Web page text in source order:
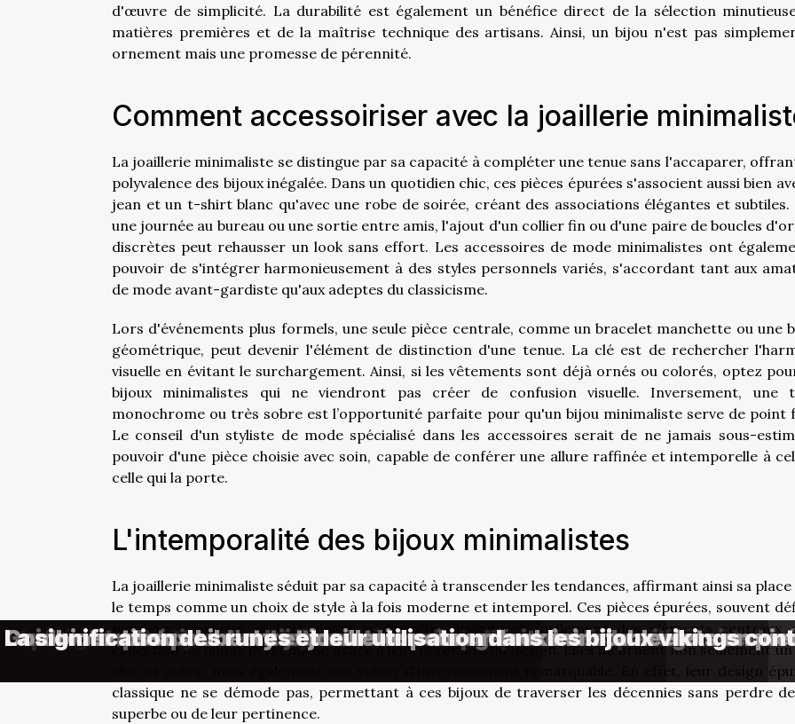
d'œuvre de simplicité. La durabilité est également un bénéfice direct de la sélection
matières premières et de la maîtrise technique des artisans. Ainsi, un bijou n'est pas
ornement mais une promesse de pérennité.
Comment accessoiriser avec la joaillerie
La joaillerie minimaliste se distingue par sa capacité à compléter une tenue sans l'accaparer,
polyvalence des bijoux inégalée. Dans un quotidien chic, ces pièces épurées s'associent aussi bien
jean et un t-shirt blanc qu'avec une robe de soirée, créant des associations élégantes et subtiles.
une journée au bureau ou une sortie entre amis, l'ajout d'un collier fin ou d'une paire de boucles
discrètes peut rehausser un look sans effort. Les accessoires de mode minimalistes ont
pouvoir de s'intégrer harmonieusement à des styles personnels variés, s'accordant tant aux
de mode avant-gardiste qu'aux adeptes du classicisme.
Lors d'événements plus formels, une seule pièce centrale, comme un bracelet manchette ou une
géométrique, peut devenir l'élément de distinction d'une tenue. La clé est de rechercher
visuelle en évitant le surchargement. Ainsi, si les vêtements sont déjà ornés ou colorés, optez
bijoux minimalistes qui ne viendront pas créer de confusion visuelle. Inversement, une
monochrome ou très sobre est l’opportunité parfaite pour qu'un bijou minimaliste serve de point
Le conseil d'un styliste de mode spécialisé dans les accessoires serait de ne jamais sous-
pouvoir d'une pièce choisie avec soin, capable de conférer une allure raffinée et intemporelle à
celle qui la porte.
L'intemporalité des bijoux minimalistes
La joaillerie minimaliste séduit par sa capacité à transcender les tendances, affirmant ainsi sa place
le temps comme un choix de style à la fois moderne et intemporel. Ces pièces épurées, souvent
par leur simplicité et leur élégance discrète, deviennent facilement des éléments centraux
collection de bijoux personnelle grâce à leur perennité du design. Elles incarnent non seulement
chic et sobre, mais également une valeur d'investissement remarquable. En effet, leur design
classique ne se démode pas, permettant à ces bijoux de traverser les décennies sans perdre
superbe ou de leur pertinence.
Exploration du symbolisme des anneaux entrelacés dans différentes
Stratégies de style avec bijoux minimalistes pour un impact maximal
Exploration des tendances modernes des alliances de mariage avec
Comment choisir votre bijou arbre de vie parfait
Guide complet pour l'entretien et le rechargement des bracelets en
Combinez tissus Liberty et joaillerie pour un look inimitable
La signification des runes et leur utilisation dans les bijoux vikings